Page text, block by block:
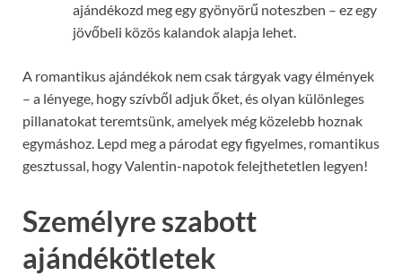
ajándékozd meg egy gyönyörű noteszben – ez egy
jövőbeli közös kalandok alapja lehet.
A romantikus ajándékok nem csak tárgyak vagy élmények
– a lényege, hogy szívből adjuk őket, és olyan különleges
pillanatokat teremtsünk, amelyek még közelebb hoznak
egymáshoz. Lepd meg a párodat egy figyelmes, romantikus
gesztussal, hogy Valentin-napotok felejthetetlen legyen!
Személyre szabott
ajándékötletek